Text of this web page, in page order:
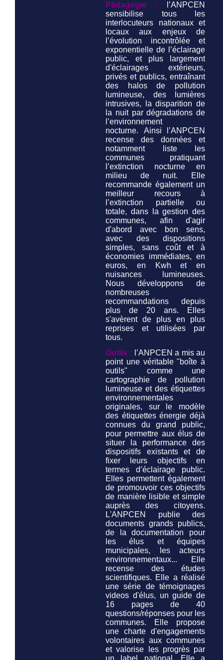
Pédagogie :
l’ANPCEN
sensibilise tous les
interlocuteurs nationaux et
locaux aux enjeux de
l’évolution incontrôlée et
exponentielle de l’éclairage
public, et plus largement
d'éclairages extérieurs,
privés et publics, entraînant
des halos de pollution
lumineuse, des lumières
intrusives, la disparition de
la nuit par dégradations de
l’environnement
nocturne. Ainsi l’ANPCEN
recense des données et
notamment liste les
communes pratiquant
l’extinction nocturne en
milieu de nuit. Elle
recommande également un
meilleur recours à
l’extinction partielle ou
totale, dans la gestion des
communes, afin d'agir
d'abord avec bon sens,
avec des dispositions
simples, sans coût et à
économies immédiates, en
euros, en Kwh et en
nuisances lumineuses.
Nous développons de
nombreuses
recommandations depuis
plus de 20 ans. Elles
s'avèrent de plus en plus
reprises et utilisées par
tous.
Outils :
l’ANPCEN a mis au
point une véritable "boîte à
outils" comme une
cartographie de pollution
lumineuse et des étiquettes
environnementales
originales, sur le modèle
des étiquettes énergie déjà
connues du grand public,
pour permettre aux élus de
situer la performance des
dispositifs existants et de
fixer leurs objectifs en
termes d’éclairage public.
Elles permettent également
de promouvoir ces objectifs
de manière lisible et simple
auprès des citoyens.
L'ANPCEN publie des
documents grands publics,
de la documentation pour
les élus et équipes
municipales, les acteurs
environnementaux... Elle
recense des études
scientifiques. Elle a réalisé
une série de témoignages
videos d'élus, un guide de
16 pages de 40
questions/réponses pour les
communes. Elle propose
une charte d'engagements
volontaires aux communes
et valorise les progrès par
un label national. Elle a